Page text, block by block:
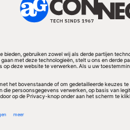
bracht financieel
bovenop BlackBerry
bieden door
het
bedrijf